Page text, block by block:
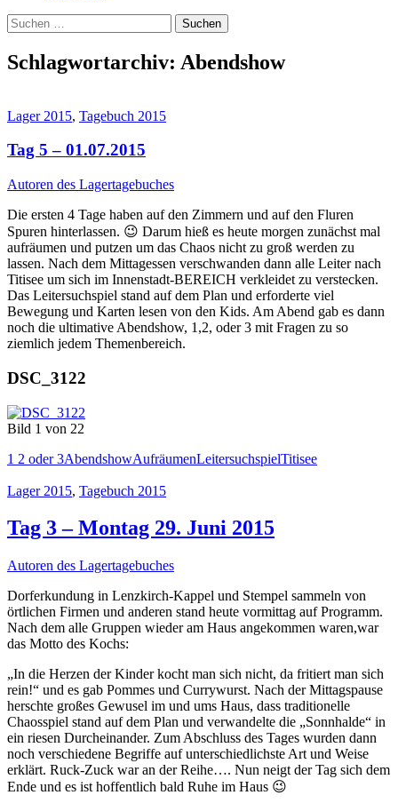
Suchen
nach:
Schlagwortarchiv: Abendshow
Lager 2015, Tagebuch 2015
Tag 5 – 01.07.2015
Autoren des Lagertagebuches
Die ersten 4 Tage haben auf den Zimmern und auf den Fluren
Spuren hinterlassen. 😉 Darum hieß es heute morgen zunächst mal
aufräumen und putzen um das Chaos nicht zu groß werden zu
lassen. Nach dem Mittagessen verschwanden dann alle Leiter nach
Titisee um sich im Innenstadt-BEREICH verkleidet zu verstecken.
Das Leitersuchspiel stand auf dem Plan und erforderte viel
Bewegung und Karten lesen von den Kids. Am Abend gab es dann
noch die ultimative Abendshow, 1,2, oder 3 mit Fragen zu so
ziemlich jedem Themenbereich.
DSC_3122
Bild 1 von 22
1 2 oder 3AbendshowAufräumenLeitersuchspielTitisee
Lager 2015, Tagebuch 2015
Tag 3 – Montag 29. Juni 2015
Autoren des Lagertagebuches
Dorferkundung in Lenzkirch-Kappel und Stempel sammeln von
örtlichen Firmen und anderen stand heute vormittag auf Programm.
Nach dem alle Gruppen wieder am Haus angekommen waren,war
das Motto des Kochs:
„In die Herzen der Kinder kocht man sich nicht, da fritiert man sich
rein!“ und es gab Pommes und Currywurst. Nach der Mittagspause
herschte großes Gewusel im und ums Haus, dass traditionelle
Chaosspiel stand auf dem Plan und verwandelte die „Sonnhalde“ in
ein riesen Durcheinander. Zum Abschluss des Tages wurden dann
noch verschiedene Begriffe auf unterschiedlichste Art und Weise
erklärt. Ruck-Zuck war an der Reihe…. Nun neigt der Tag sich dem
Ende und es ist hoffentlich bald Ruhe im Haus 😉